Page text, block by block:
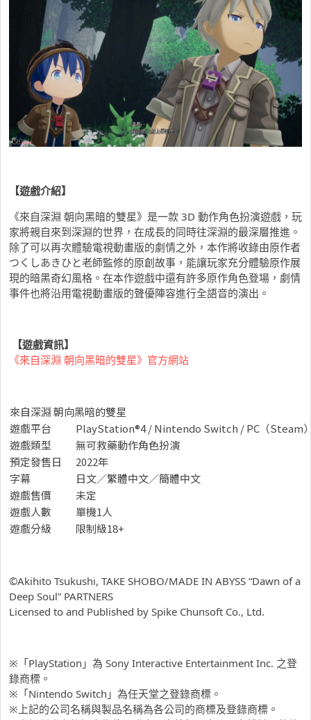
【遊戲介紹】
《來自深淵 朝向黑暗的雙星》是一款 3D 動作角色扮演遊戲，玩
家將親自來到深淵的世界，在成長的同時往深淵的最深層推進。
除了可以再次體驗電視動畫版的劇情之外，本作將收錄由原作者
つくしあきひと老師監修的原創故事，能讓玩家充分體驗原作展
現的暗黑奇幻風格。在本作遊戲中還有許多原作角色登場，劇情
事件也將沿用電視動畫版的聲優陣容進行全語音的演出。
【遊戲資訊】
《來自深淵 朝向黑暗的雙星》官方網站
來自深淵 朝向黑暗的雙星
遊戲平台
PlayStation®4 / Nintendo Switch / PC（Steam
遊戲類型
無可救藥動作角色扮演
預定發售日
2022年
字幕
日文／繁體中文／簡體中文
遊戲售價
未定
遊戲人數
單機1人
遊戲分級
限制級18+
©Akihito Tsukushi, TAKE SHOBO/MADE IN ABYSS “Dawn of a
Deep Soul” PARTNERS
Licensed to and Published by Spike Chunsoft Co., Ltd.
※「PlayStation」為 Sony Interactive Entertainment Inc. 之登
錄商標。
※「Nintendo Switch」為任天堂之登錄商標。
※上記的公司名稱與製品名稱為各公司的商標及登錄商標。